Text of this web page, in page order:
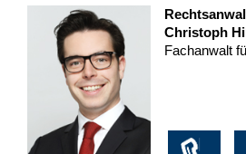
Christoph
Fachanwalt